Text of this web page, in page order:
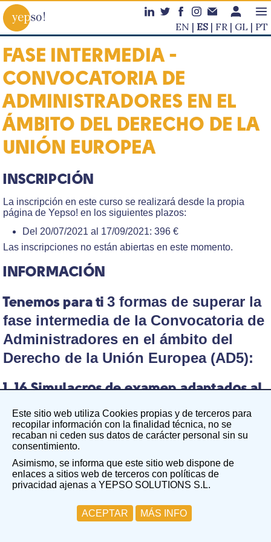
EN ES FR GL PT
FASE INTERMEDIA -
CONVOCATORIA DE
ADMINISTRADORES EN EL
ÁMBITO DEL DERECHO DE LA
UNIÓN EUROPEA
INSCRIPCIÓN
La inscripción en este curso se realizará desde la propia
página de Yepso! en los siguientes plazos:
Del 20/07/2021 al 17/09/2021: 396 €
Las inscripciones no están abiertas en este momento.
INFORMACIÓN
Tenemos para ti 3 formas de superar la
fase intermedia de la Convocatoria de
Administradores en el ámbito del
Derecho de la Unión Europea (AD5):
1. 16 Simulacros de examen adaptados al
modelo de examen de Fase Intermedia:
40 preguntas tipo test sobre Derecho
Europeo y 12 de Comprensión
Lingüística, todo en inglés.
El pack de 16 simulacros de examen tiene un coste de
PUEDES ADQUIRIRLO AQUÍ
Este sitio web utiliza Cookies propias y de terceros para
recopilar información con la finalidad técnica, no se
recaban ni ceden sus datos de carácter personal sin su
consentimiento.
Asimismo, se informa que este sitio web dispone de
enlaces a sitios web de terceros con políticas de
privacidad ajenas a YEPSO SOLUTIONS S.L.
ACEPTAR MÁS INFO